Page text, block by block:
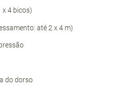
x 4 bicos)
até 2 x 4 m)
do dorso